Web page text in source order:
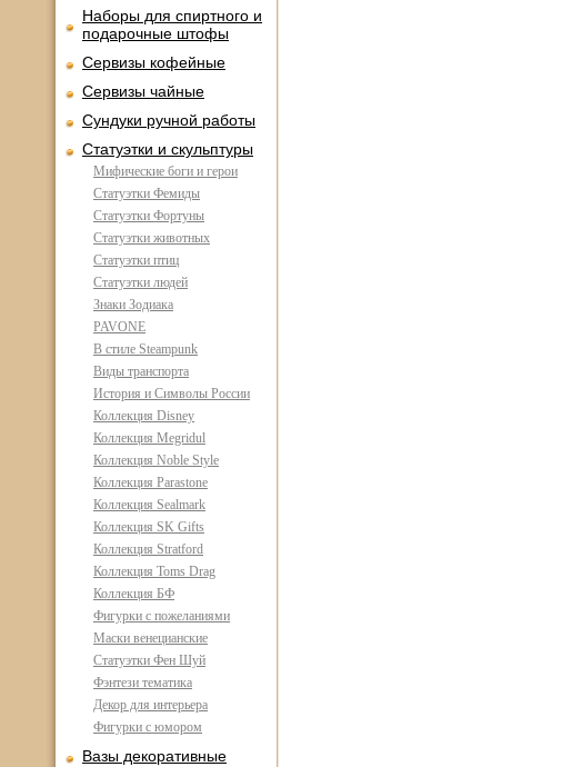
Наборы для спиртного и
подарочные штофы
Сервизы кофейные
Сервизы чайные
Сундуки ручной работы
Статуэтки и скульптуры
Мифические боги и герои
Статуэтки Фемиды
Статуэтки Фортуны
Статуэтки животных
Статуэтки птиц
Статуэтки людей
Знаки Зодиака
PAVONE
В стиле Steampunk
Виды транспорта
История и Символы России
Коллекция Disney
Коллекция Megridul
Коллекция Noble Style
Коллекция Parastone
Коллекция Sealmark
Коллекция SK Gifts
Коллекция Stratford
Коллекция Toms Drag
Коллекция БФ
Фигурки с пожеланиями
Маски венецианские
Статуэтки Фен Шуй
Фэнтези тематика
Декор для интерьера
Фигурки с юмором
Вазы декоративные